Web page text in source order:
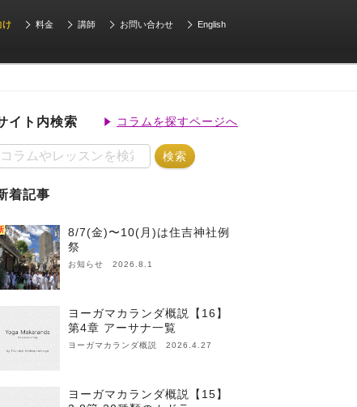
け 料金 講師 お問い合わせ English
イト内検索 コラムを探すページへ
着記事
8/7(金)〜10(月)は住吉神社例
祭
お知らせ 2026.8.1
ヨーガマカランダ概説【16】
第4章 アーサナ一覧
ヨーガマカランダ概説 2026.4.27
ヨーガマカランダ概説【15】